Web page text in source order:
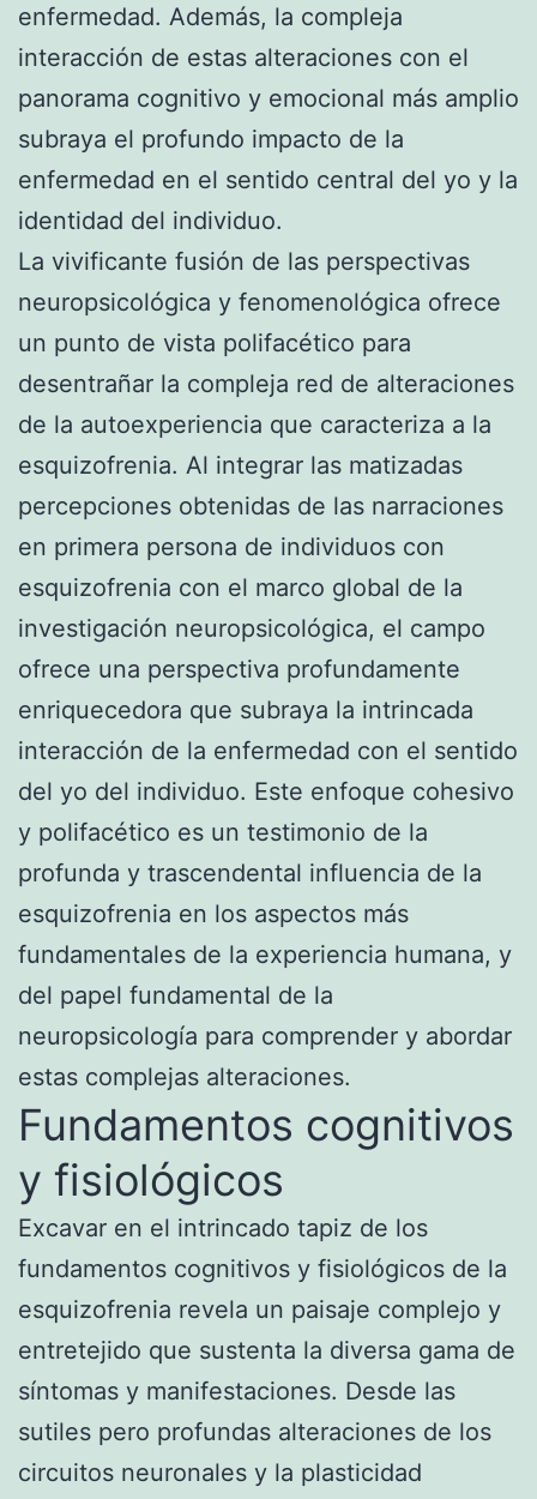
enfermedad. Además, la compleja
interacción de estas alteraciones con el
panorama cognitivo y emocional más amplio
subraya el profundo impacto de la
enfermedad en el sentido central del yo y la
identidad del individuo.
La vivificante fusión de las perspectivas
neuropsicológica y fenomenológica ofrece
un punto de vista polifacético para
desentrañar la compleja red de alteraciones
de la autoexperiencia que caracteriza a la
esquizofrenia. Al integrar las matizadas
percepciones obtenidas de las narraciones
en primera persona de individuos con
esquizofrenia con el marco global de la
investigación neuropsicológica, el campo
ofrece una perspectiva profundamente
enriquecedora que subraya la intrincada
interacción de la enfermedad con el sentido
del yo del individuo. Este enfoque cohesivo
y polifacético es un testimonio de la
profunda y trascendental influencia de la
esquizofrenia en los aspectos más
fundamentales de la experiencia humana, y
del papel fundamental de la
neuropsicología para comprender y abordar
estas complejas alteraciones.
Fundamentos cognitivos
y fisiológicos
Excavar en el intrincado tapiz de los
fundamentos cognitivos y fisiológicos de la
esquizofrenia revela un paisaje complejo y
entretejido que sustenta la diversa gama de
síntomas y manifestaciones. Desde las
sutiles pero profundas alteraciones de los
circuitos neuronales y la plasticidad